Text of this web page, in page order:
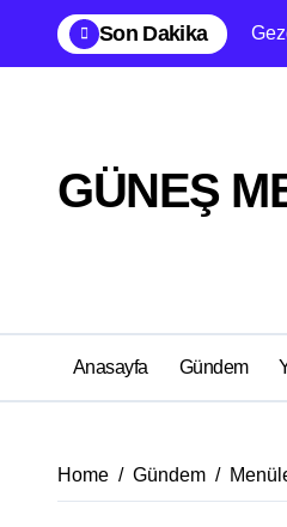
content
Son Dakika
GÜNEŞ
Anasayfa Gündem
Home Gündem